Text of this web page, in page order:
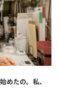
めたの。私、